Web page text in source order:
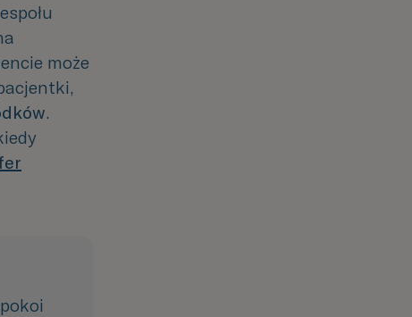
może
.